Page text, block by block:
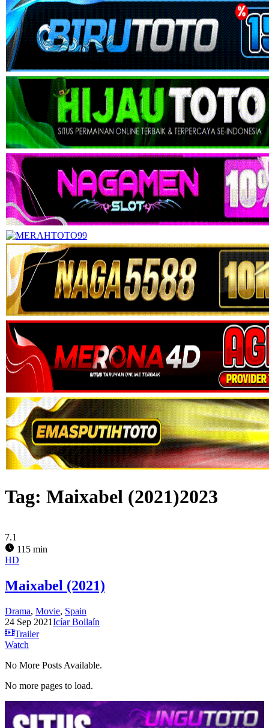
Tag: Maixabel (2021)2023
7.1
115 min
HD
Maixabel (2021)
Drama, Movie, Spain
24 Sep 2021Icíar Bollaín
Trailer
Watch
No More Posts Available.
No more pages to load.